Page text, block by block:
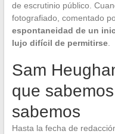
de escrutinio público.
fotografiado, comentado
espontaneidad de un
lujo difícil de permitirse.
Sam
que
sabemos
Hasta la fecha de